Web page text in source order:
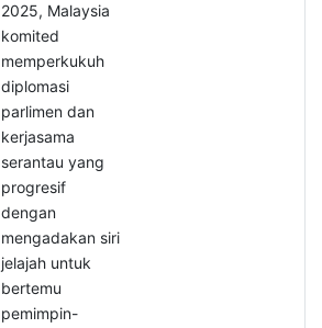
2025, Malaysia
komited
memperkukuh
diplomasi
parlimen dan
kerjasama
serantau yang
progresif
dengan
mengadakan siri
jelajah untuk
bertemu
pemimpin-